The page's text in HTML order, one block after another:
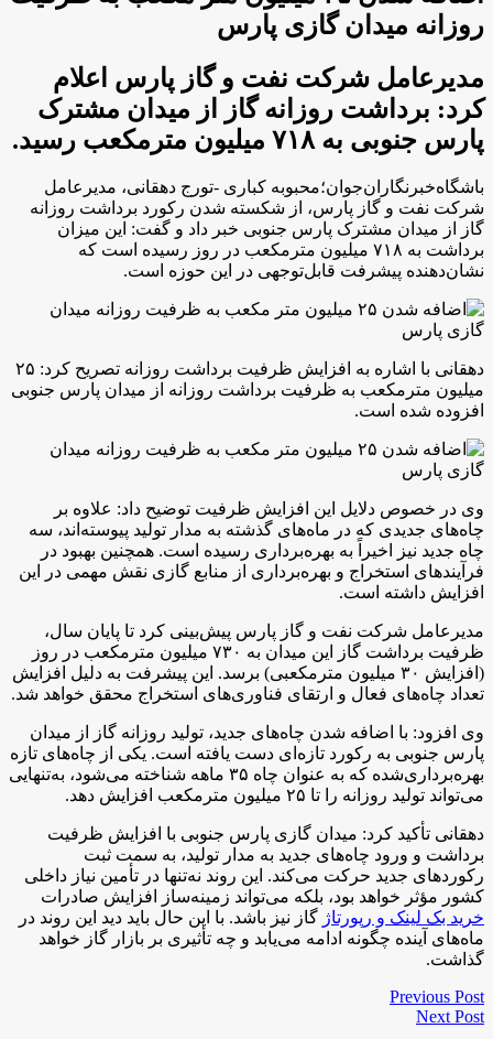
روزانه میدان گازی پارس
مدیرعامل شرکت نفت و گاز پارس اعلام
کرد: برداشت روزانه گاز از میدان مشترک
پارس جنوبی به ۷۱۸ میلیون مترمکعب رسید.
باشگاه‌خبرنگاران‌جوان؛محبوبه کباری -‌تورج دهقانی، مدیرعامل
شرکت نفت و گاز پارس، از شکسته شدن رکورد برداشت روزانه
گاز از میدان مشترک پارس جنوبی خبر داد و گفت: این میزان
برداشت به ۷۱۸ میلیون مترمکعب در روز رسیده است که
نشان‌دهنده پیشرفت قابل‌توجهی در این حوزه است.
دهقانی با اشاره به افزایش ظرفیت برداشت روزانه تصریح کرد: ۲۵
میلیون مترمکعب به ظرفیت برداشت روزانه از میدان پارس جنوبی
افزوده شده است.
وی در خصوص دلایل این افزایش ظرفیت توضیح داد: علاوه بر
چاه‌های جدیدی که در ماه‌های گذشته به مدار تولید پیوسته‌اند، سه
چاه جدید نیز اخیراً به بهره‌برداری رسیده است. همچنین بهبود در
فرآیندهای استخراج و بهره‌برداری از منابع گازی نقش مهمی در این
افزایش داشته است.
مدیرعامل شرکت نفت و گاز پارس پیش‌بینی کرد تا پایان سال،
ظرفیت برداشت گاز این میدان به ۷۳۰ میلیون مترمکعب در روز
(افزایش ۳۰ میلیون مترمکعبی) برسد. این پیشرفت به دلیل افزایش
تعداد چاه‌های فعال و ارتقای فناوری‌های استخراج محقق خواهد شد.
وی افزود: با اضافه شدن چاه‌های جدید، تولید روزانه گاز از میدان
پارس جنوبی به رکورد تازه‌ای دست یافته است. یکی از چاه‌های تازه
بهره‌برداری‌شده که به عنوان چاه ۳۵ ماهه شناخته می‌شود، به‌تنهایی
می‌تواند تولید روزانه را تا ۲۵ میلیون مترمکعب افزایش دهد.
دهقانی تأکید کرد: میدان گازی پارس جنوبی با افزایش ظرفیت
برداشت و ورود چاه‌های جدید به مدار تولید، به سمت ثبت
رکوردهای جدید حرکت می‌کند. این روند نه‌تنها در تأمین نیاز داخلی
کشور مؤثر خواهد بود، بلکه می‌تواند زمینه‌ساز افزایش صادرات
خرید بک لینک و رپورتاژ گاز نیز باشد. با این حال باید دید این روند در
ماه‌های آینده چگونه ادامه می‌یابد و چه تأثیری بر بازار گاز خواهد
گذاشت.
Previous Post
Next Post